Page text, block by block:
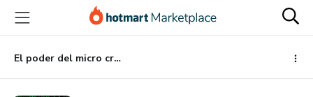
principal
página
de
página
El poder del micro creador en la era digital